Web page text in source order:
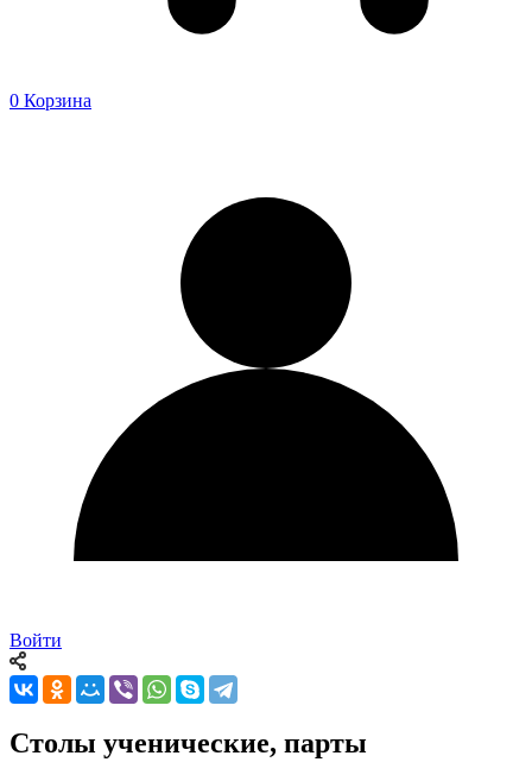
0 Корзина
Войти
Столы ученические, парты